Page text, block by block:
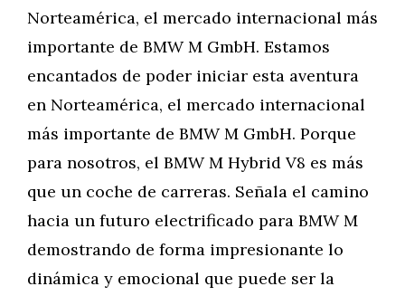
Norteamérica, el mercado internacional más
importante de BMW M GmbH. Estamos
encantados de poder iniciar esta aventura
en Norteamérica, el mercado internacional
más importante de BMW M GmbH. Porque
para nosotros, el BMW M Hybrid V8 es más
que un coche de carreras. Señala el camino
hacia un futuro electrificado para BMW M
demostrando de forma impresionante lo
dinámica y emocional que puede ser la